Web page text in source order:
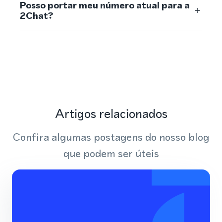
Posso portar meu número atual para a
2Chat?
Artigos relacionados
Confira algumas postagens do nosso blog
que podem ser úteis